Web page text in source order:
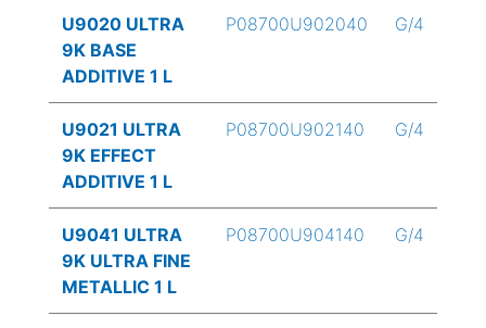
U9020 ULTRA
9K BASE
ADDITIVE 1 L
P08700U902040 G/4
U9021 ULTRA
9K EFFECT
ADDITIVE 1 L
P08700U902140 G/4
U9041 ULTRA
9K ULTRA FINE
METALLIC 1 L
P08700U904140 G/4